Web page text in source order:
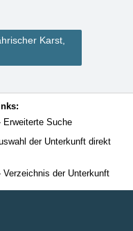
Karst,
Erweiterte Suche
der Unterkunft direkt
Verzeichnis der Unterkunft